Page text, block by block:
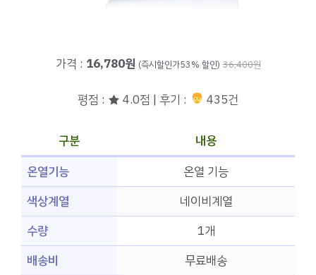
가격 : 16,780원 (즉시할인가53% 할인) 36,400원
평점 : ★ 4.0점 | 후기 : 435건
구분
내용
온열기능
온열 기능
색상계열
네이비계열
수량
1개
배송비
무료배송